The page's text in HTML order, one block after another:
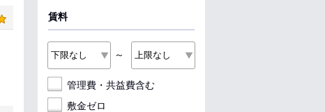
賃料
～
管理費・共益費含む
敷金ゼロ